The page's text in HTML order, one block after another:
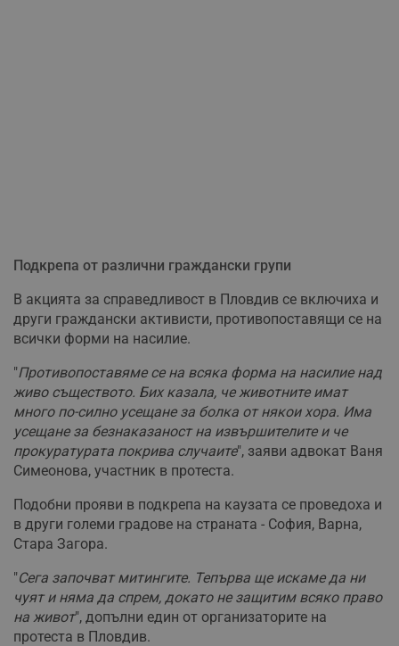
Подкрепа от различни граждански групи
В акцията за справедливост в Пловдив се включиха и
други граждански активисти, противопоставящи се на
всички форми на насилие.
"Противопоставяме се на всяка форма на насилие над
живо съществото. Бих казала, че животните имат
много по-силно усещане за болка от някои хора. Има
усещане за безнаказаност на извършителите и че
прокуратурата покрива случаите", заяви адвокат Ваня
Симеонова, участник в протеста.
Подобни прояви в подкрепа на каузата се проведоха и
в други големи градове на страната - София, Варна,
Стара Загора.
"Сега започват митингите. Тепърва ще искаме да ни
чуят и няма да спрем, докато не защитим всяко право
на живот", допълни един от организаторите на
протеста в Пловдив.